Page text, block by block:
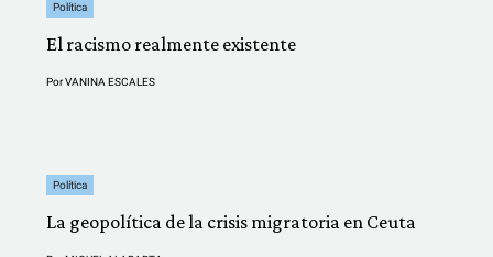
Política
El racismo realmente existente
PorVANINA ESCALES
Política
La geopolítica de la crisis migratoria en Ceuta